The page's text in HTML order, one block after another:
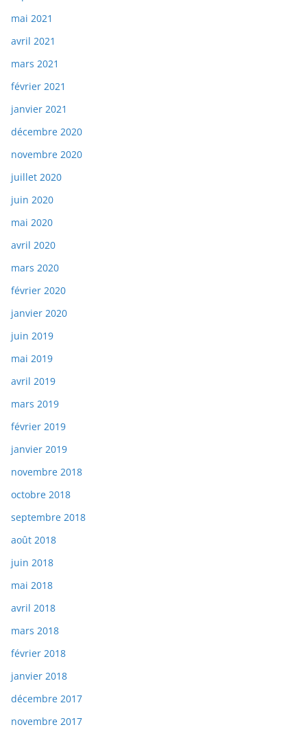
mai 2021
avril 2021
mars 2021
février 2021
janvier 2021
décembre 2020
novembre 2020
juillet 2020
juin 2020
mai 2020
avril 2020
mars 2020
février 2020
janvier 2020
juin 2019
mai 2019
avril 2019
mars 2019
février 2019
janvier 2019
novembre 2018
octobre 2018
septembre 2018
août 2018
juin 2018
mai 2018
avril 2018
mars 2018
février 2018
janvier 2018
décembre 2017
novembre 2017